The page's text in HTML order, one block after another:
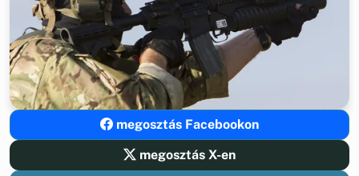
megosztás Facebookon
megosztás X-en